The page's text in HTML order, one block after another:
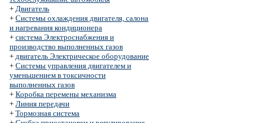
+ Двигатель
+ Системы охлаждения двигателя, салона
и нагревания кондиционера
+ система Электроснабжения и
производство выполненных газов
+ двигатель Электрическое оборудование
+ Системы управления двигателем и
уменьшением в токсичности
выполненных газов
+ Коробка перемены механизма
+ Линия передачи
+ Тормозная система